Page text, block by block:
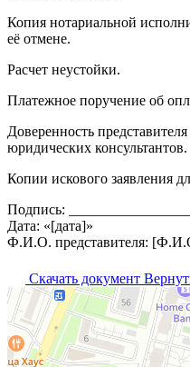
Копия нотариальной
её отмене.
Расчет неустойки.
Платежное поручение об
Доверенность
юридических консультантов.
Копии искового заявления
Подпись:
Дата: «[дата]»
Ф.И.О. представителя:
Скачать документ